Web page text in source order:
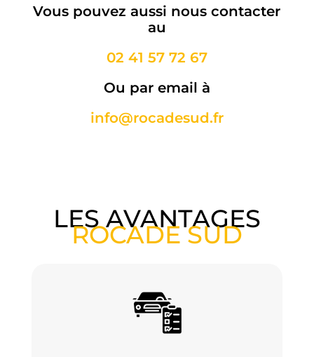
Vous pouvez aussi nous contacter
au
02 41 57 72 67
Ou par email à
info@rocadesud.fr
LES AVANTAGES
ROCADE SUD